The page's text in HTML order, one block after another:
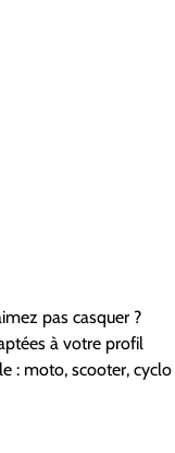
pas casquer ?
à votre profil
: moto, scooter, cyclo